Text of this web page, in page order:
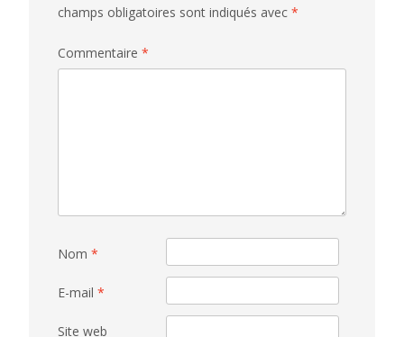
champs obligatoires sont indiqués avec *
Commentaire *
Nom *
E-mail *
Site web